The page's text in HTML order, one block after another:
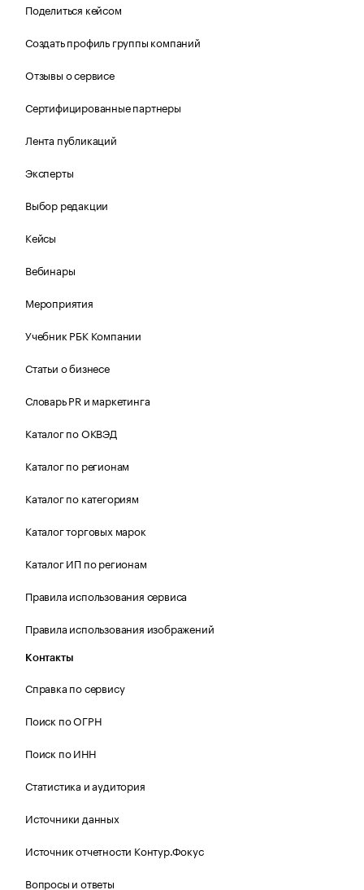
Поделиться кейсом
Создать профиль группы компаний
Отзывы о сервисе
Сертифицированные партнеры
Лента публикаций
Эксперты
Выбор редакции
Кейсы
Вебинары
Мероприятия
Учебник РБК Компании
Статьи о бизнесе
Словарь PR и маркетинга
Каталог по ОКВЭД
Каталог по регионам
Каталог по категориям
Каталог торговых марок
Каталог ИП по регионам
Правила использования сервиса
Правила использования изображений
Контакты
Справка по сервису
Поиск по ОГРН
Поиск по ИНН
Статистика и аудитория
Источники данных
Источник отчетности Контур.Фокус
Вопросы и ответы